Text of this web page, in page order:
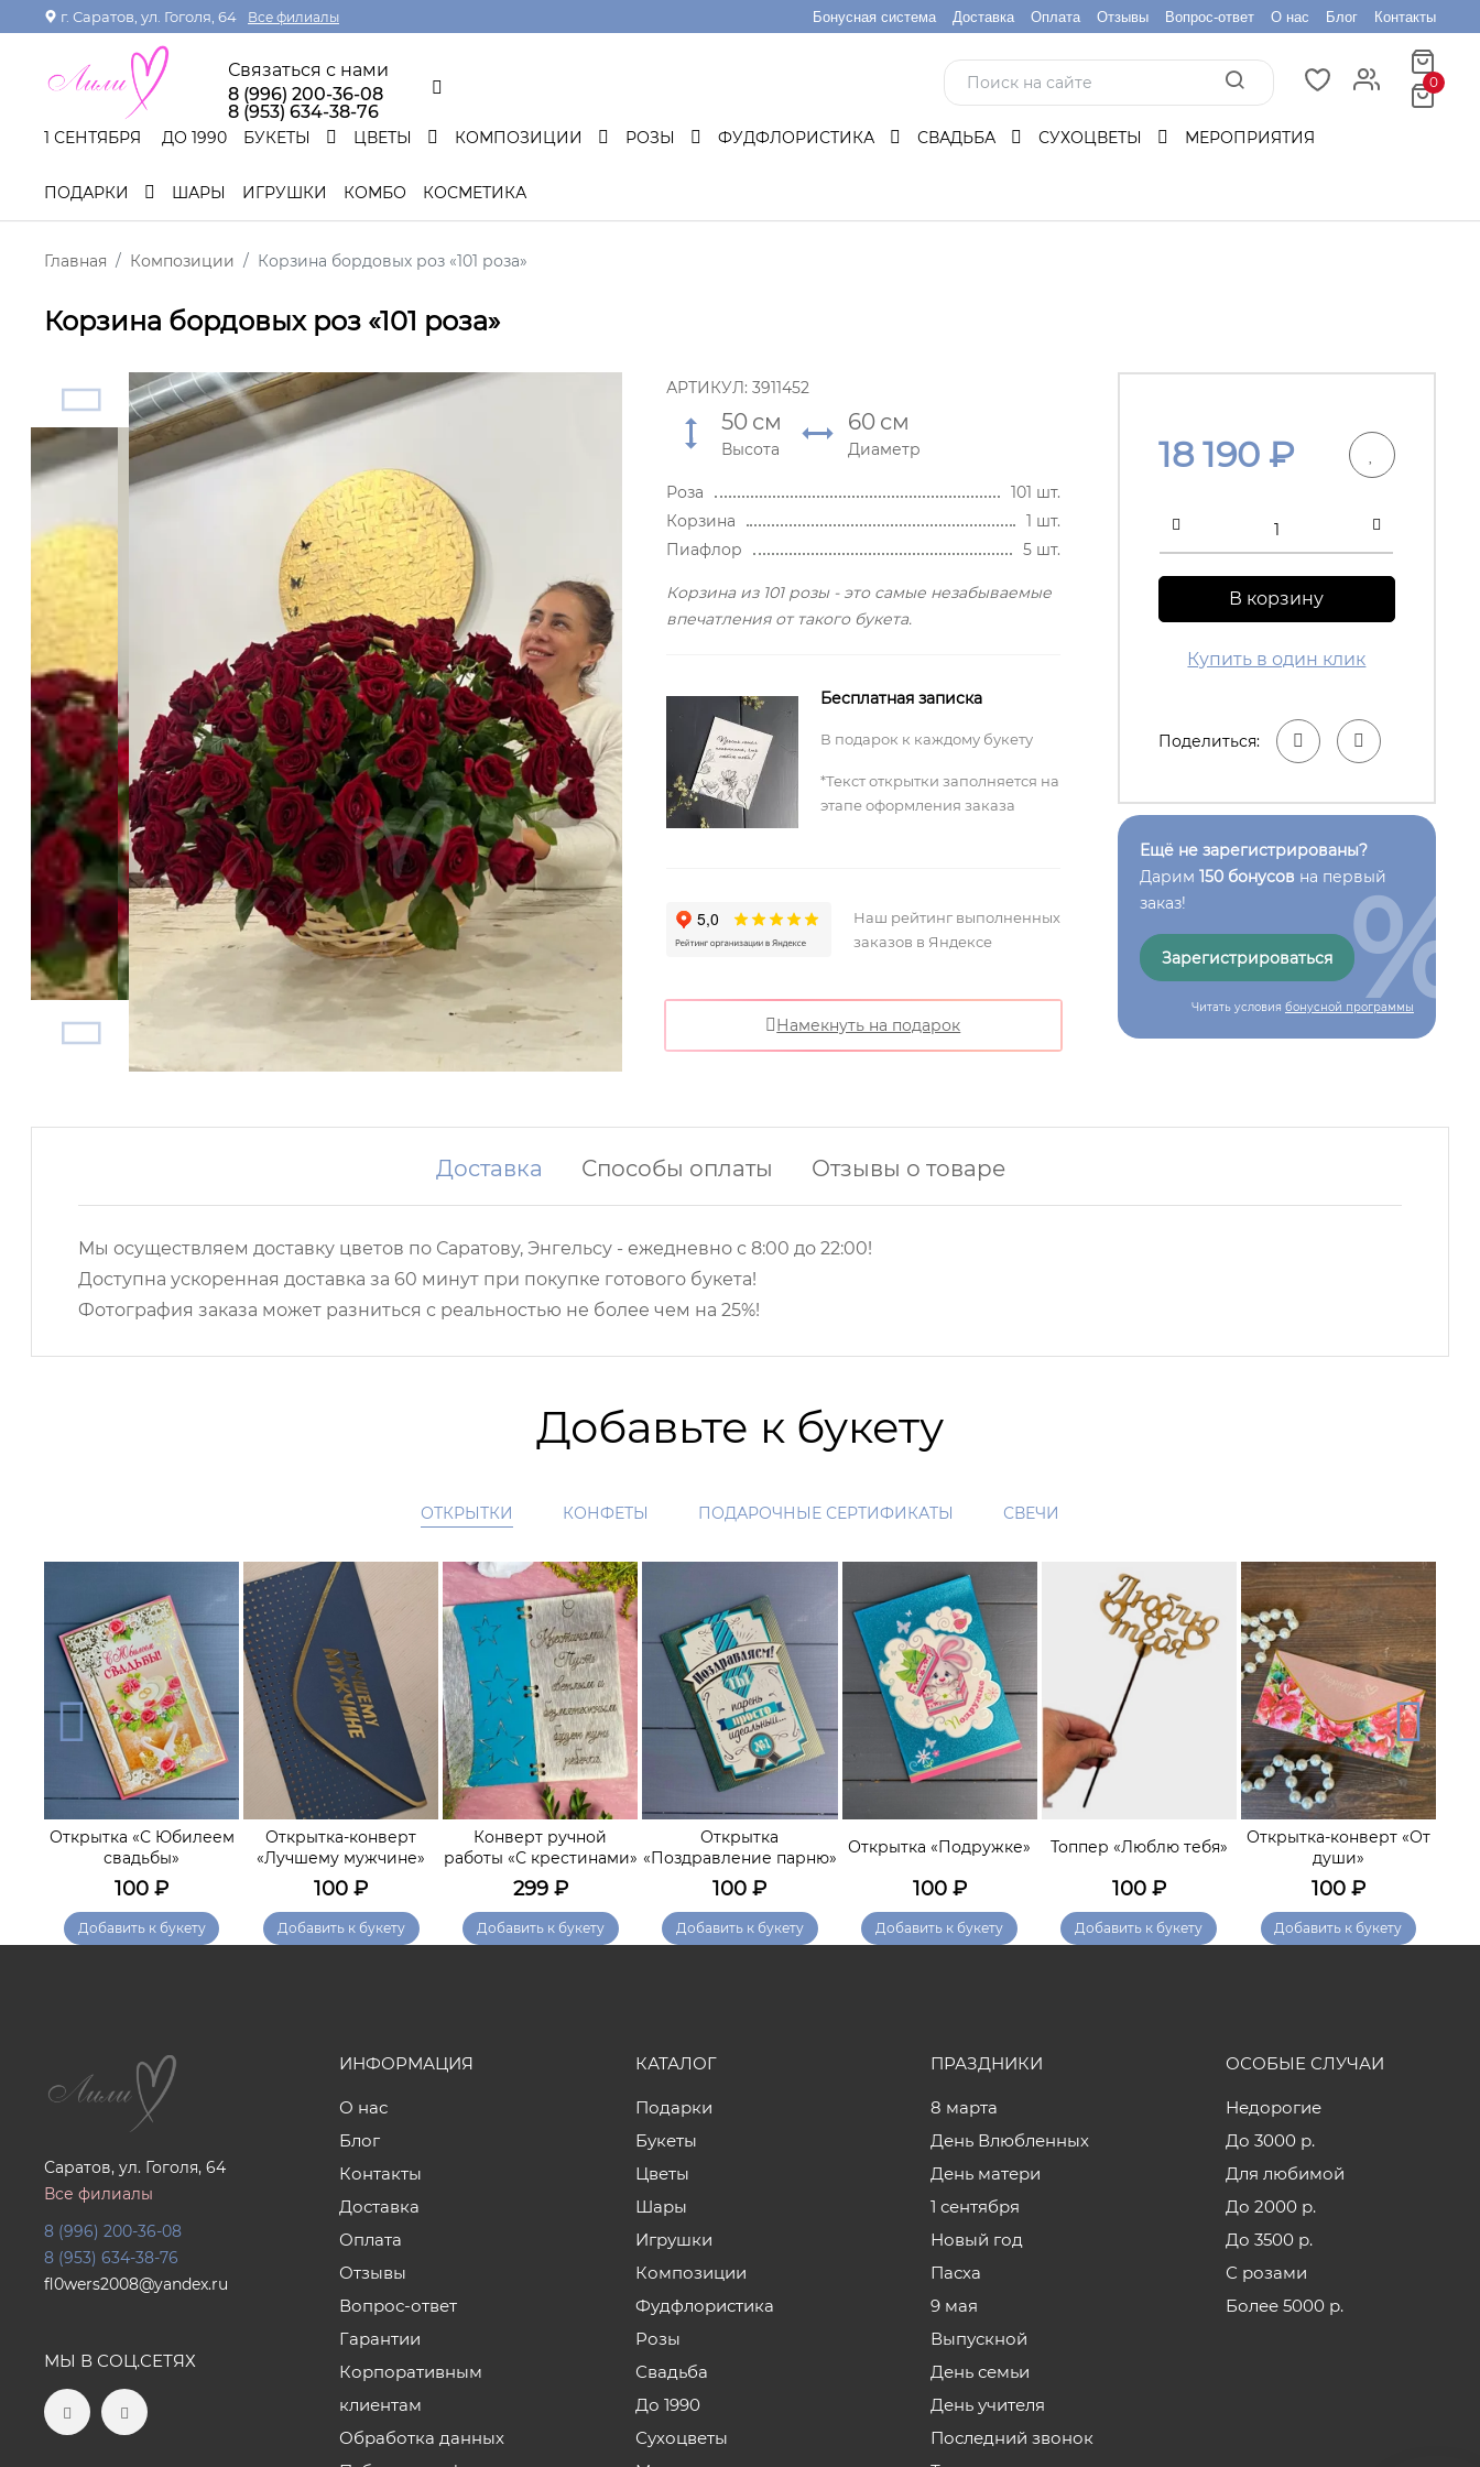
г. Саратов, ул. Гоголя, 64 Все филиалы Бонусная система Доставка Оплата Отзывы Вопрос-ответ О нас Блог Контакты
Связаться с нами
8 (996) 200-36-08
8 (953) 634-38-76
0
1 СЕНТЯБРЯ ДО 1990 БУКЕТЫ ЦВЕТЫ КОМПОЗИЦИИ РОЗЫ ФУДФЛОРИСТИКА СВАДЬБА СУХОЦВЕТЫ МЕРОПРИЯТИЯ
ПОДАРКИ ШАРЫ ИГРУШКИ КОМБО КОСМЕТИКА
Главная Композиции Корзина бордовых роз «101 роза»
Корзина бордовых роз «101 роза»
АРТИКУЛ: 3911452
50 см
Высота
60 см
Диаметр
Роза
101 шт.
Корзина
1 шт.
Пиафлор
5 шт.
Корзина из 101 розы - это самые незабываемые
впечатления от такого букета.
Бесплатная записка
В подарок к каждому букету
*Текст открытки заполняется на
этапе оформления заказа
Наш рейтинг выполненных
заказов в Яндексе
Намекнуть на подарок
18 190₽
В корзину
Купить в один клик
Поделиться:
Ещё не зарегистрированы?
Дарим 150 бонусов на первый
заказ!
Зарегистрироваться
Читать условия бонусной программы
%
Доставка Способы оплаты Отзывы о товаре
Мы осуществляем доставку цветов по Саратову, Энгельсу - ежедневно с 8:00 до 22:00!
Доступна ускоренная доставка за 60 минут при покупке готового букета!
Фотография заказа может разниться с реальностью не более чем на 25%!
Добавьте к букету
ОТКРЫТКИ КОНФЕТЫ ПОДАРОЧНЫЕ СЕРТИФИКАТЫ СВЕЧИ
Открытка «С Юбилеем
свадьбы»
100 ₽
Добавить к букету
Открытка-конверт
«Лучшему мужчине»
100 ₽
Добавить к букету
Конверт ручной
работы «С крестинами»
299₽
Добавить к букету
Открытка
«Поздравление парню»
100 ₽
Добавить к букету
Открытка «Подружке»
100₽
Добавить к букету
Топпер «Люблю тебя»
100₽
Добавить к букету
Открытка-конверт «От
души»
100₽
Добавить к букету
Саратов, ул. Гоголя, 64
Все филиалы
8 (996) 200-36-08
8 (953) 634-38-76
fl0wers2008@yandex.ru
МЫ В СОЦ.СЕТЯХ
ИНФОРМАЦИЯ
О нас
Блог
Контакты
Доставка
Оплата
Отзывы
Вопрос-ответ
Гарантии
Корпоративным
клиентам
Обработка данных
КАТАЛОГ
Подарки
Букеты
Цветы
Шары
Игрушки
Композиции
Фудфлористика
Розы
Свадьба
До 1990
Сухоцветы
ПРАЗДНИКИ
8 марта
День Влюбленных
День матери
1 сентября
Новый год
Пасха
9 мая
Выпускной
День семьи
День учителя
Последний звонок
ОСОБЫЕ СЛУЧАИ
Недорогие
До 3000 р.
Для любимой
До 2000 р.
До 3500 р.
С розами
Более 5000 р.